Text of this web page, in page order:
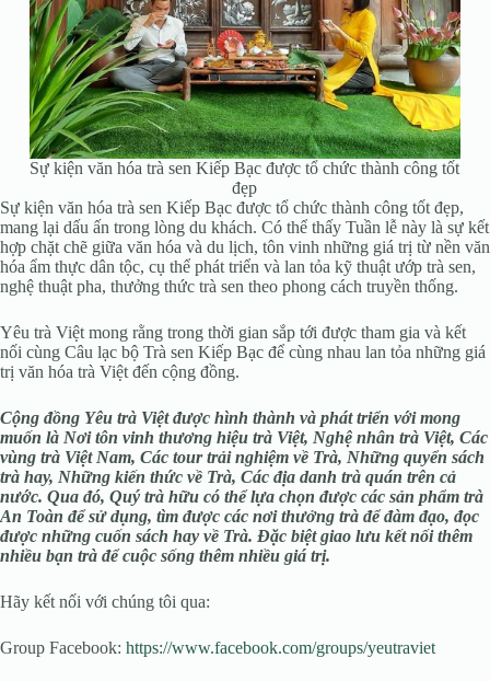
Sự kiện văn hóa trà sen Kiếp Bạc được tổ chức thành công tốt
đẹp
Sự kiện văn hóa trà sen Kiếp Bạc được tổ chức thành công tốt đẹp,
mang lại dấu ấn trong lòng du khách. Có thể thấy Tuần lễ này là sự kết
hợp chặt chẽ giữa văn hóa và du lịch, tôn vinh những giá trị từ nền văn
hóa ẩm thực dân tộc, cụ thể phát triển và lan tỏa kỹ thuật ướp trà sen,
nghệ thuật pha, thưởng thức trà sen theo phong cách truyền thống.
Yêu trà Việt mong rằng trong thời gian sắp tới được tham gia và kết
nối cùng Câu lạc bộ Trà sen Kiếp Bạc để cùng nhau lan tỏa những giá
trị văn hóa trà Việt đến cộng đồng.
Cộng đồng Yêu trà Việt được hình thành và phát triển với mong
muốn là Nơi tôn vinh thương hiệu trà Việt, Nghệ nhân trà Việt, Các
vùng trà Việt Nam, Các tour trải nghiệm về Trà, Những quyển sách
trà hay, Những kiến thức về Trà, Các địa danh trà quán trên cả
nước. Qua đó, Quý trà hữu có thể lựa chọn được các sản phẩm trà
An Toàn để sử dụng, tìm được các nơi thưởng trà để đàm đạo, đọc
được những cuốn sách hay về Trà. Đặc biệt giao lưu kết nối thêm
nhiều bạn trà để cuộc sống thêm nhiều giá trị.
Hãy kết nối với chúng tôi qua:
Group Facebook: https://www.facebook.com/groups/yeutraviet